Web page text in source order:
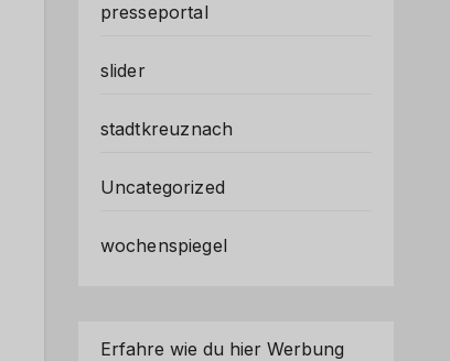
presseportal
slider
stadtkreuznach
Uncategorized
wochenspiegel
Erfahre wie du hier Werbung